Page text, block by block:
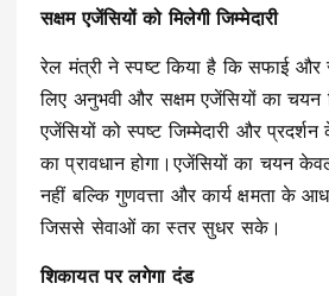
सक्षम एजेंसियों को मिलेगी जिम्मेदारी
रेल मंत्री ने स्पष्ट किया है कि सफाई
लिए अनुभवी और सक्षम एजेंसियों का चयन
एजेंसियों को स्पष्ट जिम्मेदारी और
का प्रावधान होगा।एजेंसियों का चयन
नहीं बल्कि गुणवत्ता और कार्य क्षमता के
जिससे सेवाओं का स्तर सुधर सके।
शिकायत पर लगेगा दंड